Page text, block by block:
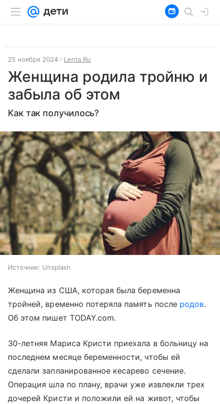
25 ноября 2024 Lenta.Ru
Женщина родила тройню и
забыла об этом
Как так получилось?
Источник: Unsplash
Женщина из США, которая была беременна
тройней, временно потеряла память после родов.
Об этом пишет TODAY.com.
30-летняя Мариса Кристи приехала в больницу на
последнем месяце беременности, чтобы ей
сделали запланированное кесарево сечение.
Операция шла по плану, врачи уже извлекли трех
дочерей Кристи и положили ей на живот, чтобы